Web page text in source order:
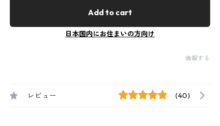
Add to cart
日本国内にお住まいの方向け
通報する
レビュー (40)